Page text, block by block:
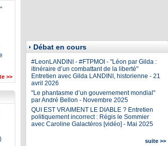
>>
Débat en cours
#LeonLANDINI - #FTPMOI - "Léon par Gilda :
itinéraire d’un combattant de la liberté"
Entretien avec Gilda LANDINI, historienne - 21
avril 2026
"Le phantasme d’un gouvernement mondial"
par André Bellon - Novembre 2025
QUI EST VRAIMENT LE DIABLE ? Entretien
politiquement incorrect : Régis le Sommier
avec Caroline Galactéros [vidéo] - Mai 2025
suite >>